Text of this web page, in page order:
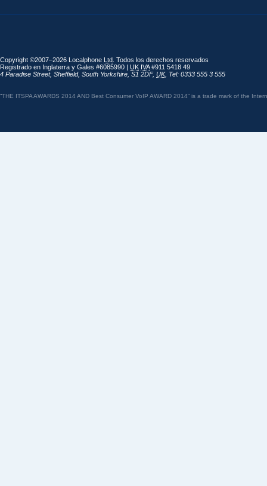
Copyright ©2007–2026 Localphone Ltd . Todos los derechos reservados
Registrado en Inglaterra y Gales #6085990 | UK IVA#911 5418 49
4 Paradise Street, Sheffield, South Yorkshire S1 2DF, UK, Tel: 0333 555 3 555
“THE ITSPA AWARDS 2014 AND Best Consumer VoIP AWARD 2014” is a trade mark of the